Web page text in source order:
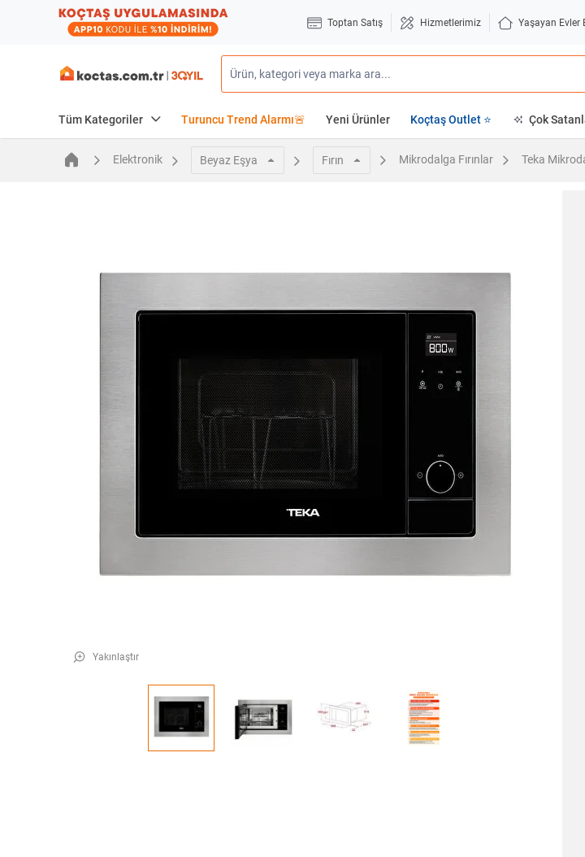
Toptan Satış Hizmetlerimiz Yaşayan Evler
Tüm Kategoriler Turuncu Trend Alarmı🚨 Yeni Ürünler Koçtaş Outlet ⭐ Çok
Elektronik Beyaz Eşya Fırın Mikrodalga Fırınlar Teka
Yakınlaştır